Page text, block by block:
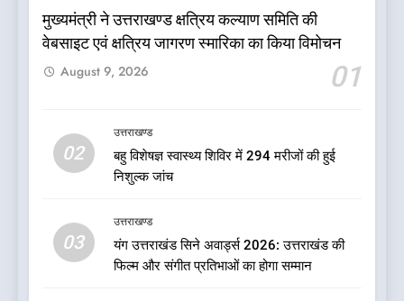
मुख्यमंत्री ने उत्तराखण्ड क्षत्रिय कल्याण समिति की
वेबसाइट एवं क्षत्रिय जागरण स्मारिका का किया विमोचन
01
August 9, 2026
02
उत्तराखण्ड
बहु विशेषज्ञ स्वास्थ्य शिविर में 294 मरीजों की हुई
निशुल्क जांच
03
उत्तराखण्ड
यंग उत्तराखंड सिने अवार्ड्स 2026: उत्तराखंड की
फिल्म और संगीत प्रतिभाओं का होगा सम्मान
गति : धामी कैबिनेट के ऐतिहासिक
उत्तराखण्ड
क्या रमेश पोखरियाल ‘निशंक’ बनने जा
सुगबुगाहट तेज
मौत
उत्तराखण्ड